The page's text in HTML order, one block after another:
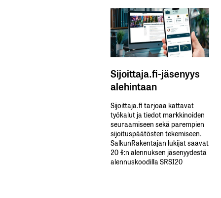
Sijoittaja.fi-jäsenyys
alehintaan
Sijoittaja.fi tarjoaa kattavat
työkalut ja tiedot markkinoiden
seuraamiseen sekä parempien
sijoituspäätösten tekemiseen.
SalkunRakentajan lukijat saavat
20 %:n alennuksen jäsenyydestä
alennuskoodilla SRSI20